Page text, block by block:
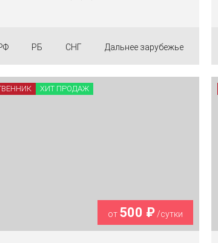
РБ СНГ Дальнее зарубежье
от 500 ₽/сутки
ХИТ ПРОДАЖ